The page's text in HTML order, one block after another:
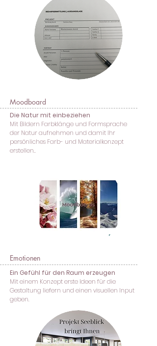
Moodboard
Die Natur mit einbeziehen
Mit Bildern Farbklänge und Formsprache
der Natur aufnehmen und damit Ihr
persönliches Farb- und Materialkonzept
erstellen..
Emotionen
Ein Gefühl für den Raum erzeugen
Mit einem Konzept erste Ideen für die
Gestaltung liefern und einen visuellen Input
geben.